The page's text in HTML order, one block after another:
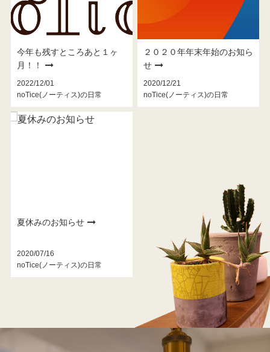
今年も残すところあと１ヶ
月！！
2022/12/01
noTice(ノーティス)の日常
２０２０年年末年始のお知ら
せ
2020/12/21
noTice(ノーティス)の日常
夏休みのお知らせ
2020/07/16
noTice(ノーティス)の日常